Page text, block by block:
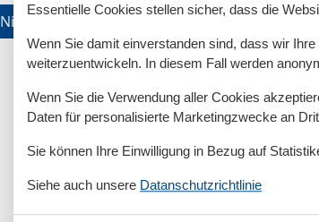
Niczonów
Essentielle Cookies stellen sicher, dass die
Wenn Sie damit einverstanden sind, dass wir
weiterzuentwickeln. In diesem Fall werden
Wenn Sie die Verwendung aller Cookies
Daten für personalisierte Marketingzwecke an
Sie können Ihre Einwilligung in Bezug auf
Siehe auch unsere Datanschutzrichtlinie